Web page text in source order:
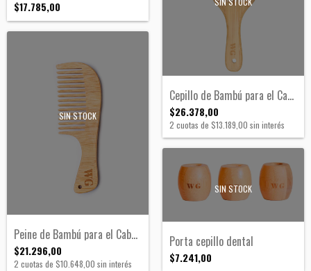
$17.785,00
SIN STOCK
Peine de Bambú para el Cabello | Austin
$21.296,00
2 cuotas de $10.648,00 sin interés
Cepillo de Bambú para el Cabello | Vermo...
$26.378,00
2 cuotas de $13.189,00 sin interés
SIN STOCK
Porta cepillo dental
$7.241,00